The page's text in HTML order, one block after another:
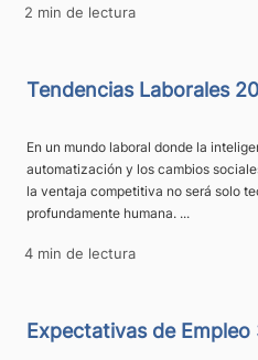
2 min de lectura
Tendencias Laborales
En un mundo laboral donde la
automatización y los cambios
la ventaja competitiva no será solo
profundamente humana. ...
4 min de lectura
Expectativas de Empleo